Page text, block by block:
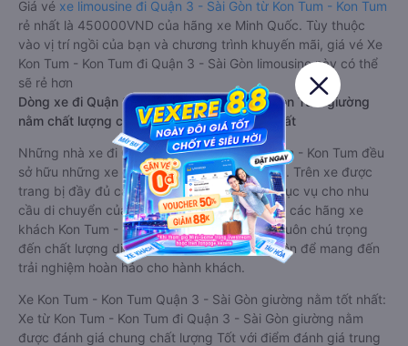
Giá vé xe limousine đi Quận 3 - Sài Gòn từ Kon Tum - Kon Tum
rẻ nhất là 450000VND của hãng xe Minh Quốc. Tùy thuộc
vào vị trí ngồi của bạn và chương trình khuyến mãi, giá vé Xe
Kon Tum - Kon Tum đi Quận 3 - Sài Gòn limousine này có thể
sẽ rẻ hơn
Dòng xe đi Quận 3 - Sài Gòn từ Kon Tum - Kon Tum giường
nằm chất lượng cao: Thoải mái, giá cả tốt nhất
Những nhà xe đi Quận 3 - Sài Gòn từ Kon Tum - Kon Tum đều
sở hữu những xe giường nằm chất lượng cao. Trên xe được
trang bị đầy đủ các trang thiết bị hiện đại phục vụ cho nhu
cầu di chuyển của hành khách. Bên cạnh đó, các hãng xe
khách Kon Tum - Kon Tum Quận 3 - Sài Gòn luôn chú trọng
đến chất lượng dịch vụ, không ngừng cải thiện để mang đến
trải nghiệm hoàn hảo cho hành khách.
Xe Kon Tum - Kon Tum Quận 3 - Sài Gòn giường nằm tốt nhất:
Xe từ Kon Tum - Kon Tum đi Quận 3 - Sài Gòn giường nằm
được đánh giá chung chất lượng Tốt với điểm đánh giá trung